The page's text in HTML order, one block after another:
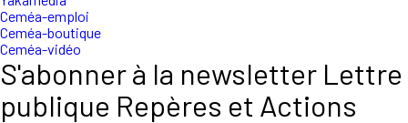
Ceméa-emploi
Ceméa-boutique
Ceméa-vidéo
S'abonner à la newsletter Lettre
publique Repères et Actions